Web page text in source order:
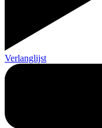
Verlanglijst